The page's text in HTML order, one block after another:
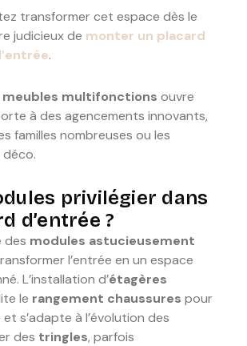
transformer cet espace dès le
judicieux de monter un placard
.
meubles multifonctions ouvre
à des agencements innovants,
familles nombreuses ou les
privilégier dans
d’entrée ?
des modules astucieusement
l’entrée en un espace
L’installation d’étagères
le rangement chaussures pour
s’adapte à l’évolution des
des tringles, parfois